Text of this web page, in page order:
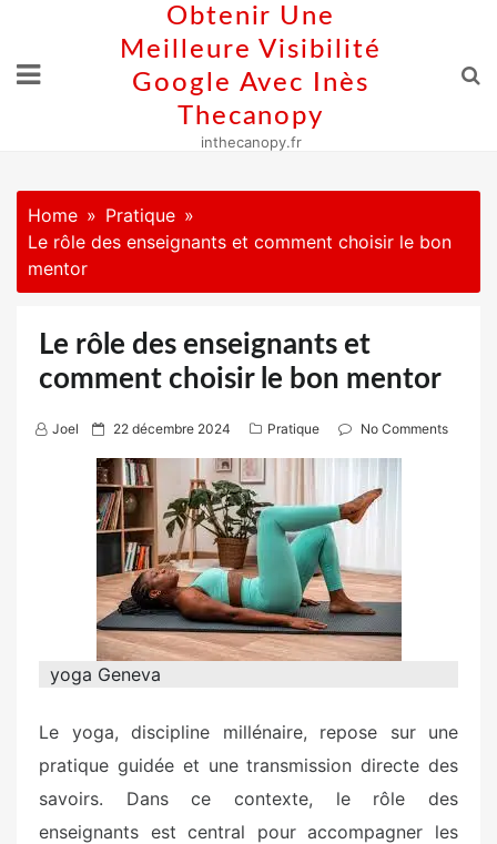
content
Obtenir Une
Meilleure Visibilité
Google Avec Inès
Thecanopy
inthecanopy.fr
Home
Pratique
Le rôle des enseignants et comment choisir le bon
mentor
Le rôle des enseignants et
comment choisir le bon mentor
Joel
P
o
s
t
e
o
n
22 décembre 2024 Pratique No Comments
yoga Geneva
Le yoga, discipline millénaire, repose sur une
pratique guidée et une transmission directe des
savoirs. Dans ce contexte, le rôle des
enseignants est central pour accompagner les